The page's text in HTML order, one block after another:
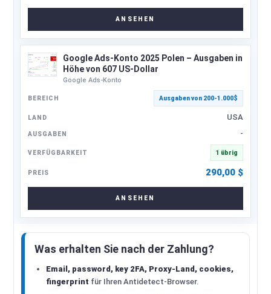
ANSEHEN
Google Ads-Konto 2025 Polen – Ausgaben in
Höhe von 607 US-Dollar
Google Ads-Konto
Ausgaben von 200-1.000$
USA
-
1 übrig
290,00 $
ANSEHEN
Was erhalten Sie nach der Zahlung?
Email, password, key 2FA, Proxy-Land, cookies,
fingerprint für Ihren Antidetect-Browser.